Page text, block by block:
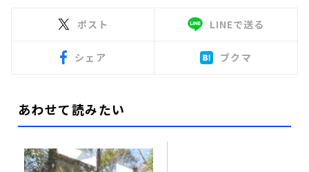
ポスト LINEで送る
シェア ブクマ
あわせて読みたい